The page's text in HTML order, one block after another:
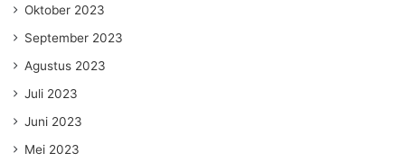
Oktober 2023
September 2023
Agustus 2023
Juli 2023
Juni 2023
Mei 2023